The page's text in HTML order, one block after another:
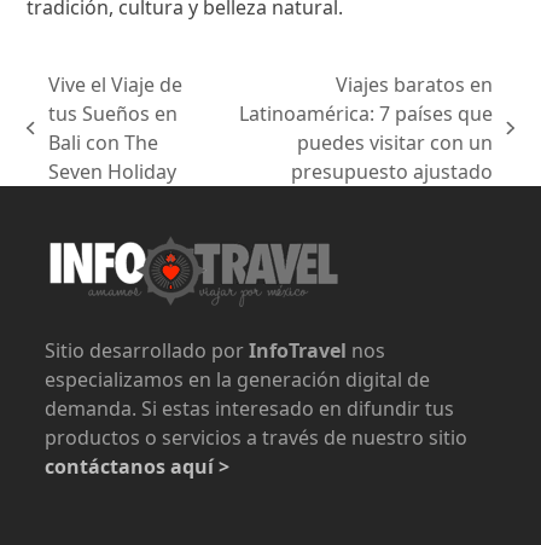
tradición, cultura y belleza natural.
previous
post:
Vive el Viaje de
tus Sueños en
Bali con The
Seven Holiday
Viajes baratos en
Latinoamérica: 7 países que
puedes visitar con un
presupuesto ajustado
Sitio desarrollado porInfoTravel nos
especializamos en la generación digital de
demanda. Si estas interesado en difundir tus
productos o servicios a través de nuestro sitio
contáctanos aquí >